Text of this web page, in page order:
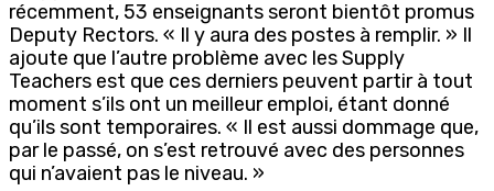
récemment, 53 enseignants seront bientôt promus
Deputy Rectors. « Il y aura des postes à remplir. » Il
ajoute que l’autre problème avec les Supply
Teachers est que ces derniers peuvent partir à tout
moment s’ils ont un meilleur emploi, étant donné
qu’ils sont temporaires. « Il est aussi dommage que,
par le passé, on s’est retrouvé avec des personnes
qui n’avaient pas le niveau. »